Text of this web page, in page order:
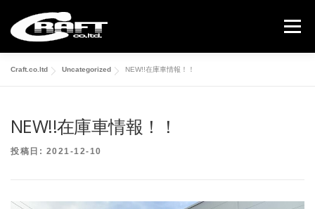
メニュー
ABOUT US CONTACT
Craft.co.ltd Uncategorized NEW!!在庫車情報！！
NEW!!在庫車情報！！
投稿日: 2021-12-10